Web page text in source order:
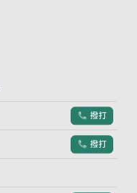
電話符號
撥打
電話符號
撥打